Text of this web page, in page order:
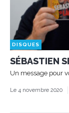
DISQUES
SÉBASTIEN
Un message pour
Le 4 novembre 2020